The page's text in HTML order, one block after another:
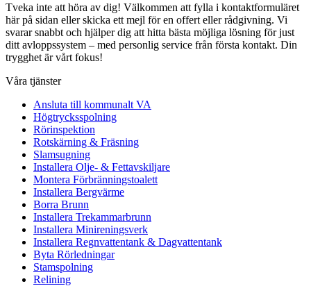
Tveka inte att höra av dig! Välkommen att fylla i kontaktformuläret
här på sidan eller skicka ett mejl för en offert eller rådgivning. Vi
svarar snabbt och hjälper dig att hitta bästa möjliga lösning för just
ditt avloppssystem – med personlig service från första kontakt. Din
trygghet är vårt fokus!
Våra tjänster
Ansluta till kommunalt VA
Högtrycksspolning
Rörinspektion
Rotskärning & Fräsning
Slamsugning
Installera Olje- & Fettavskiljare
Montera Förbränningstoalett
Installera Bergvärme
Borra Brunn
Installera Trekammarbrunn
Installera Minireningsverk
Installera Regnvattentank & Dagvattentank
Byta Rörledningar
Stamspolning
Relining